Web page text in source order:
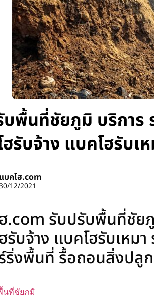
พื้นที่ชัยภูมิ บริการ
รับจ้าง แบคโฮรับเ
แบคโฮ.com
12/2021
.com รับปรับพื้นที่ชัยภู
รับจ้าง แบคโฮรับเหม
ริ่งพื้นที่ รื้อถอนสิ่งปลู
นที่ชัยภูมิ